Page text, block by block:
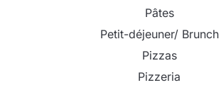
Pâtes
Petit-déjeuner/ Brunch
Pizzas
Pizzeria